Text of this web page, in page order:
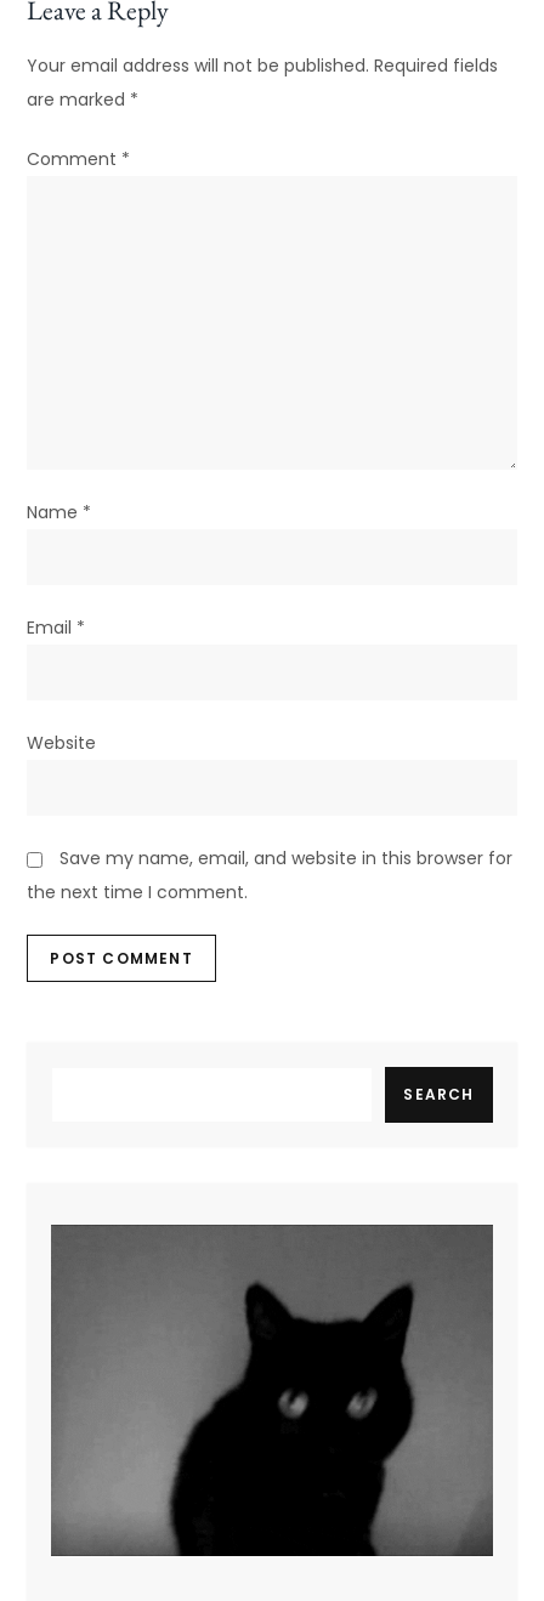
a
Leave a Reply
Your email address will not be published. Required fields
are marked *
Comment *
Name *
Email *
Website
Save my name, email, and website in this browser for
the next time I comment.
SEARCH